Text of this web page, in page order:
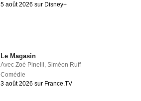
5 août 2026 sur Disney+
Le Magasin
AvecZoé Pinelli,Siméon Ruff
Comédie
3 août 2026 sur France.TV